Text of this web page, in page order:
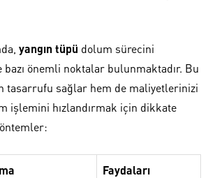
yangın tüpü dolum sürecini
bazı önemli noktalar bulunmaktadır. Bu
tasarrufu sağlar hem de maliyetlerinizi
işlemini hızlandırmak için dikkate
Faydaları